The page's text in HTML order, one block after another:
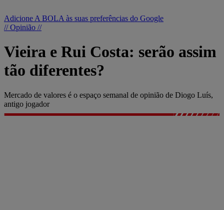
Adicione A BOLA às suas preferências do Google
// Opinião //
Vieira e Rui Costa: serão assim
tão diferentes?
Mercado de valores é o espaço semanal de opinião de Diogo Luís,
antigo jogador